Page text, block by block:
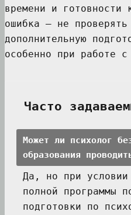
времени и готовности
ошибка — не
дополнительную
особенно при работе
Часто
Может ли психолог
образования
Да, но при условии
полной программы
подготовки по